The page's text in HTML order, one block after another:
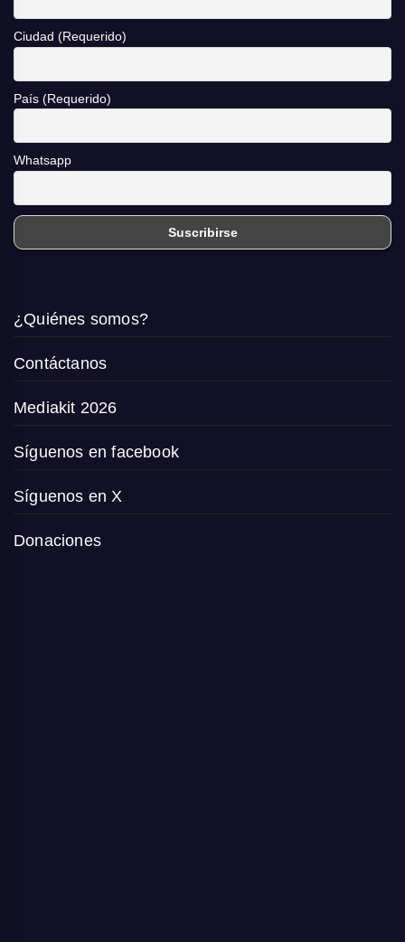
Ciudad (Requerido)
País (Requerido)
Whatsapp
¿Quiénes somos?
Contáctanos
Mediakit 2026
Síguenos en facebook
Síguenos en X
Donaciones